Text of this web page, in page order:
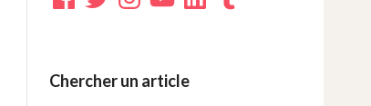
Chercher un article